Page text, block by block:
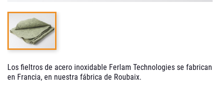
Los fieltros de acero inoxidable Ferlam Technologies se fabrican
en Francia, en nuestra fábrica de Roubaix.